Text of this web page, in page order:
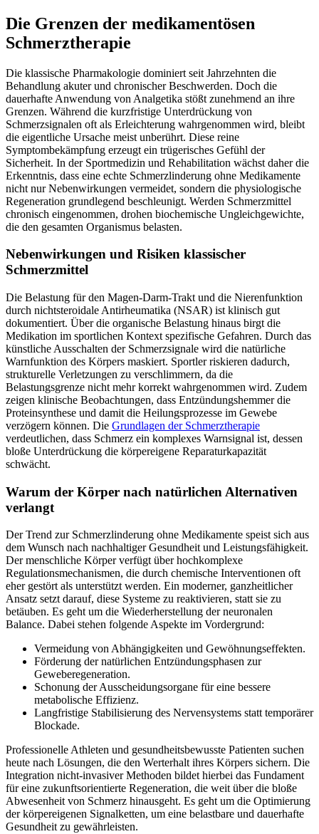
Die Grenzen der medikamentösen
Schmerztherapie
Die klassische Pharmakologie dominiert seit Jahrzehnten die
Behandlung akuter und chronischer Beschwerden. Doch die
dauerhafte Anwendung von Analgetika stößt zunehmend an ihre
Grenzen. Während die kurzfristige Unterdrückung von
Schmerzsignalen oft als Erleichterung wahrgenommen wird, bleibt
die eigentliche Ursache meist unberührt. Diese reine
Symptombekämpfung erzeugt ein trügerisches Gefühl der
Sicherheit. In der Sportmedizin und Rehabilitation wächst daher die
Erkenntnis, dass eine echte Schmerzlinderung ohne Medikamente
nicht nur Nebenwirkungen vermeidet, sondern die physiologische
Regeneration grundlegend beschleunigt. Werden Schmerzmittel
chronisch eingenommen, drohen biochemische Ungleichgewichte,
die den gesamten Organismus belasten.
Nebenwirkungen und Risiken klassischer
Schmerzmittel
Die Belastung für den Magen-Darm-Trakt und die Nierenfunktion
durch nichtsteroidale Antirheumatika (NSAR) ist klinisch gut
dokumentiert. Über die organische Belastung hinaus birgt die
Medikation im sportlichen Kontext spezifische Gefahren. Durch das
künstliche Ausschalten der Schmerzsignale wird die natürliche
Warnfunktion des Körpers maskiert. Sportler riskieren dadurch,
strukturelle Verletzungen zu verschlimmern, da die
Belastungsgrenze nicht mehr korrekt wahrgenommen wird. Zudem
zeigen klinische Beobachtungen, dass Entzündungshemmer die
Proteinsynthese und damit die Heilungsprozesse im Gewebe
verzögern können. Die Grundlagen der Schmerztherapie
verdeutlichen, dass Schmerz ein komplexes Warnsignal ist, dessen
bloße Unterdrückung die körpereigene Reparaturkapazität
schwächt.
Warum der Körper nach natürlichen Alternativen
verlangt
Der Trend zur Schmerzlinderung ohne Medikamente speist sich aus
dem Wunsch nach nachhaltiger Gesundheit und Leistungsfähigkeit.
Der menschliche Körper verfügt über hochkomplexe
Regulationsmechanismen, die durch chemische Interventionen oft
eher gestört als unterstützt werden. Ein moderner, ganzheitlicher
Ansatz setzt darauf, diese Systeme zu reaktivieren, statt sie zu
betäuben. Es geht um die Wiederherstellung der neuronalen
Balance. Dabei stehen folgende Aspekte im Vordergrund:
Vermeidung von Abhängigkeiten und Gewöhnungseffekten.
Förderung der natürlichen Entzündungsphasen zur
Geweberegeneration.
Schonung der Ausscheidungsorgane für eine bessere
metabolische Effizienz.
Langfristige Stabilisierung des Nervensystems statt temporärer
Blockade.
Professionelle Athleten und gesundheitsbewusste Patienten suchen
heute nach Lösungen, die den Werterhalt ihres Körpers sichern. Die
Integration nicht-invasiver Methoden bildet hierbei das Fundament
für eine zukunftsorientierte Regeneration, die weit über die bloße
Abwesenheit von Schmerz hinausgeht. Es geht um die Optimierung
der körpereigenen Signalketten, um eine belastbare und dauerhafte
Gesundheit zu gewährleisten.